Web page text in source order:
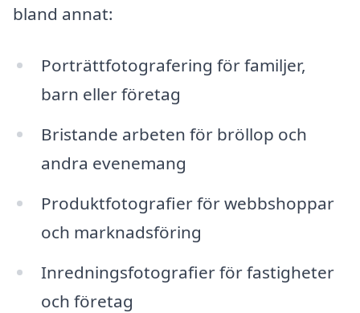
bland annat:
Porträttfotografering för familjer,
barn eller företag
Bristande arbeten för bröllop och
andra evenemang
Produktfotografier för webbshoppar
och marknadsföring
Inredningsfotografier för fastigheter
och företag